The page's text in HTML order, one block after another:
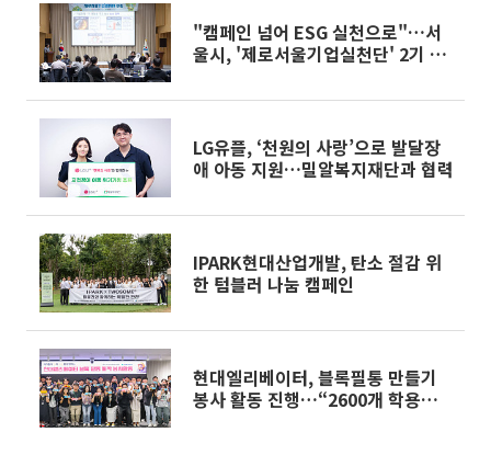
"캠페인 넘어 ESG 실천으로"…서
울시, '제로서울기업실천단' 2기 모
LG유플, ‘천원의 사랑’으로 발달장
애 아동 지원…밀알복지재단과 협력
IPARK현대산업개발, 탄소 절감 위
한 텀블러 나눔 캠페인
현대엘리베이터, 블록필통 만들기
봉사 활동 진행…“2600개 학용품